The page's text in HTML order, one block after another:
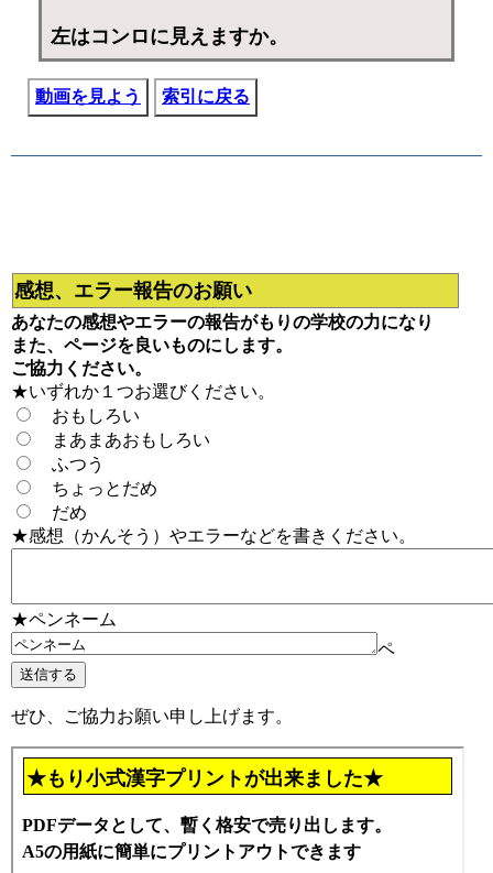
左はコンロに見えますか。
動画を見よう 索引に戻る
感想、エラー報告のお願い
あなたの感想やエラーの報告がもりの学校の力になり
また、ページを良いものにします。
ご協力ください。
★いずれか１つお選びください。
おもしろい
まあまあおもしろい
ふつう
ちょっとだめ
だめ
★感想（かんそう）やエラーなどを書きください。
★ペンネーム
ペ
ぜひ、ご協力お願い申し上げます。